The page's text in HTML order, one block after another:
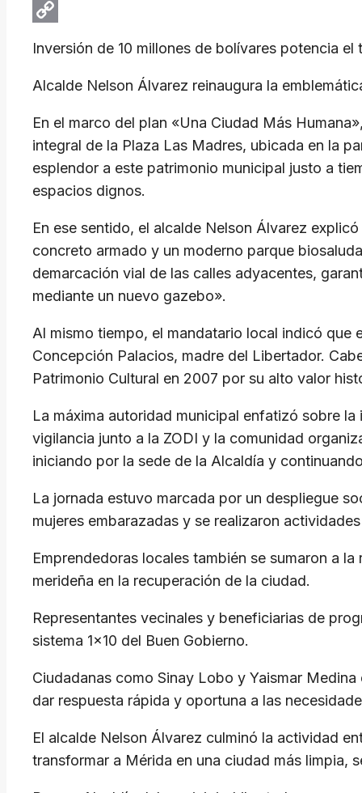
Email
Inversión de 10 millones de bolívares potencia el
Alcalde Nelson Álvarez reinaugura la
En el marco del plan «Una Ciudad Más
integral de la Plaza Las Madres, ubicada en la
esplendor a este patrimonio municipal justo a
espacios dignos.
En ese sentido, el alcalde Nelson Álvarez
concreto armado y un moderno parque
demarcación vial de las calles adyacentes,
mediante un nuevo gazebo».
Al mismo tiempo, el mandatario local indicó que
Concepción Palacios, madre del Libertador.
Patrimonio Cultural en 2007 por su alto valor
La máxima autoridad municipal enfatizó sobre
vigilancia junto a la ZODI y la comunidad
iniciando por la sede de la Alcaldía y
La jornada estuvo marcada por un despliegue
mujeres embarazadas y se realizaron
Emprendedoras locales también se sumaron a
merideña en la recuperación de la ciudad.
Representantes vecinales y beneficiarias de
sistema 1×10 del Buen Gobierno.
Ciudadanas como Sinay Lobo y Yaismar
dar respuesta rápida y oportuna a las
El alcalde Nelson Álvarez culminó la actividad
transformar a Mérida en una ciudad más limpia,